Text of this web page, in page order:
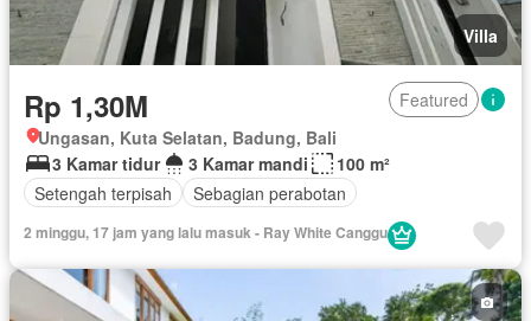
Villa
Rp 1,30M
Featured
Ungasan, Kuta Selatan, Badung, Bali
3 Kamar tidur
3 Kamar mandi
100 m²
Setengah terpisah
Sebagian perabotan
2 minggu, 17 jam yang lalu masuk - Ray White Canggu